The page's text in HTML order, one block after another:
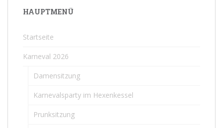
HAUPTMENÜ
Startseite
Karneval 2026
Damensitzung
Karnevalsparty im Hexenkessel
Prunksitzung